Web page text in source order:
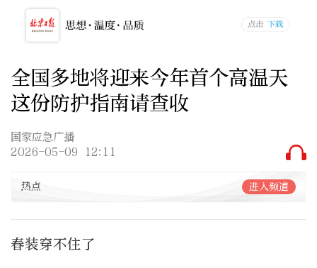
全国多地将迎来今年首个高温天
这份防护指南请查收
国家应急广播
2026-05-09 12:11
热点 进入频道
春装穿不住了